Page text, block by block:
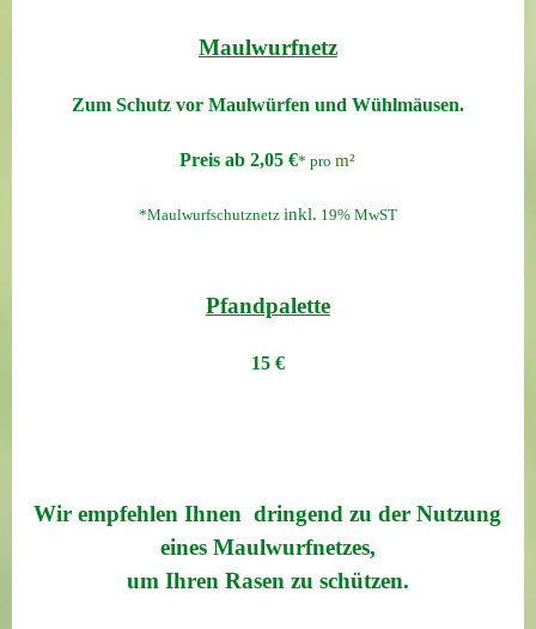
Maulwurfnetz
Zum Schutz vor Maulwürfen und Wühlmäusen.
Preis ab 2,05 €* prom²
*Maulwurfschutznetz inkl. 19% MwST
Pfandpalette
15 €
Wir empfehlen Ihnen dringend zu der Nutzung
eines Maulwurfnetzes,
um Ihren Rasen zu schützen.